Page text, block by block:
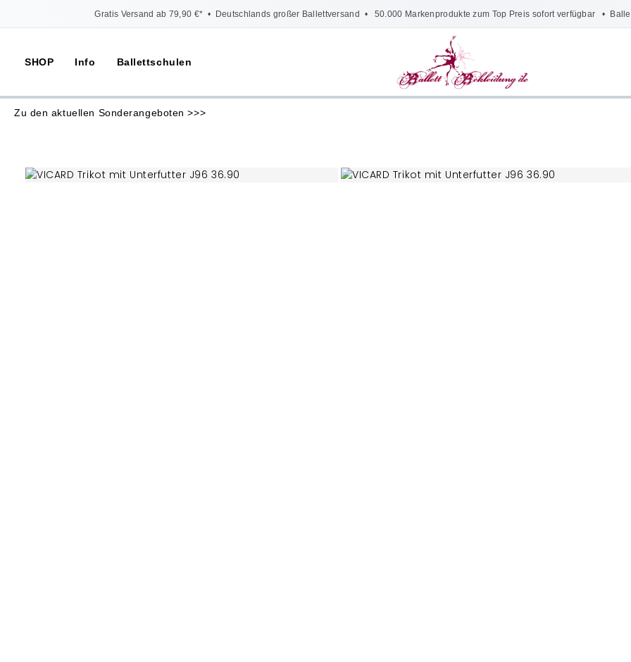
Gratis Versand ab 79,90 €* • Deutschlands großer Ballettversand • 50.000 Markenprodukte zum Top Preis sofort verfügbar •
SHOP Info Ballettschulen
Zu den aktuellen Sonderangeboten >>>